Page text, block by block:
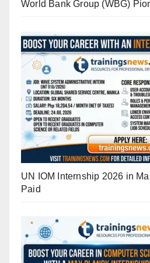
World Bank Group (WBG)
UN IOM Internship 2026 in
Paid